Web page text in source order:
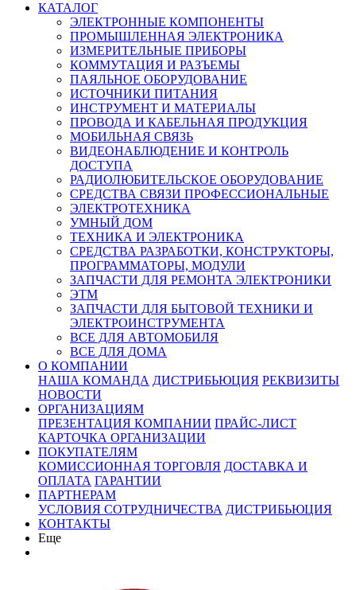
КАТАЛОГ
ЭЛЕКТРОННЫЕ КОМПОНЕНТЫ
ПРОМЫШЛЕННАЯ ЭЛЕКТРОНИКА
ИЗМЕРИТЕЛЬНЫЕ ПРИБОРЫ
КОММУТАЦИЯ И РАЗЪЕМЫ
ПАЯЛЬНОЕ ОБОРУДОВАНИЕ
ИСТОЧНИКИ ПИТАНИЯ
ИНСТРУМЕНТ И МАТЕРИАЛЫ
ПРОВОДА И КАБЕЛЬНАЯ ПРОДУКЦИЯ
МОБИЛЬНАЯ СВЯЗЬ
ВИДЕОНАБЛЮДЕНИЕ И КОНТРОЛЬ
ДОСТУПА
РАДИОЛЮБИТЕЛЬСКОЕ ОБОРУДОВАНИЕ
СРЕДСТВА СВЯЗИ ПРОФЕССИОНАЛЬНЫЕ
ЭЛЕКТРОТЕХНИКА
УМНЫЙ ДОМ
ТЕХНИКА И ЭЛЕКТРОНИКА
СРЕДСТВА РАЗРАБОТКИ, КОНСТРУКТОРЫ,
ПРОГРАММАТОРЫ, МОДУЛИ
ЗАПЧАСТИ ДЛЯ РЕМОНТА ЭЛЕКТРОНИКИ
ЭТМ
ЗАПЧАСТИ ДЛЯ БЫТОВОЙ ТЕХНИКИ И
ЭЛЕКТРОИНСТРУМЕНТА
ВСЕ ДЛЯ АВТОМОБИЛЯ
ВСЕ ДЛЯ ДОМА
О КОМПАНИИ
НАША КОМАНДА ДИСТРИБЬЮЦИЯ РЕКВИЗИТЫ
НОВОСТИ
ОРГАНИЗАЦИЯМ
ПРЕЗЕНТАЦИЯ КОМПАНИИ ПРАЙС-ЛИСТ
КАРТОЧКА ОРГАНИЗАЦИИ
ПОКУПАТЕЛЯМ
КОМИССИОННАЯ ТОРГОВЛЯ ДОСТАВКА И
ОПЛАТА ГАРАНТИИ
ПАРТНЕРАМ
УСЛОВИЯ СОТРУДНИЧЕСТВА ДИСТРИБЬЮЦИЯ
КОНТАКТЫ
Еще